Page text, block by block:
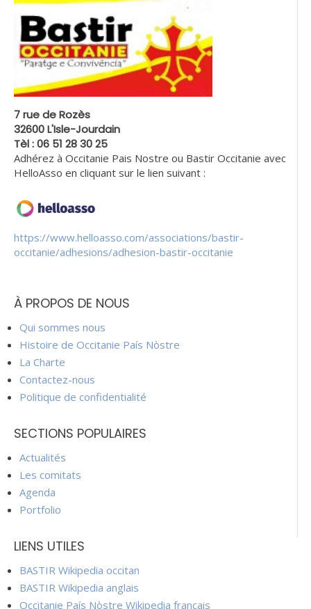
7 rue de Rozès
32600 L'Isle-Jourdain
Tèl : 06 51 28 30 25
Adhérez à Occitanie Pais Nostre ou Bastir Occitanie avec
HelloAsso en cliquant sur le lien suivant :
https://www.helloasso.com/associations/bastir-
occitanie/adhesions/adhesion-bastir-occitanie
À PROPOS DE NOUS
Qui sommes nous
Histoire de Occitanie País Nòstre
La Charte
Contactez-nous
Politique de confidentialité
SECTIONS POPULAIRES
Actualités
Les comitats
Agenda
Portfolio
LIENS UTILES
BASTIR Wikipedia occitan
BASTIR Wikipedia anglais
Occitanie País Nòstre Wikipedia français